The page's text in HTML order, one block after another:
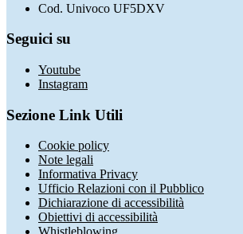
Cod. Univoco UF5DXV
Seguici su
Youtube
Instagram
Sezione Link Utili
Cookie policy
Note legali
Informativa Privacy
Ufficio Relazioni con il Pubblico
Dichiarazione di accessibilità
Obiettivi di accessibilità